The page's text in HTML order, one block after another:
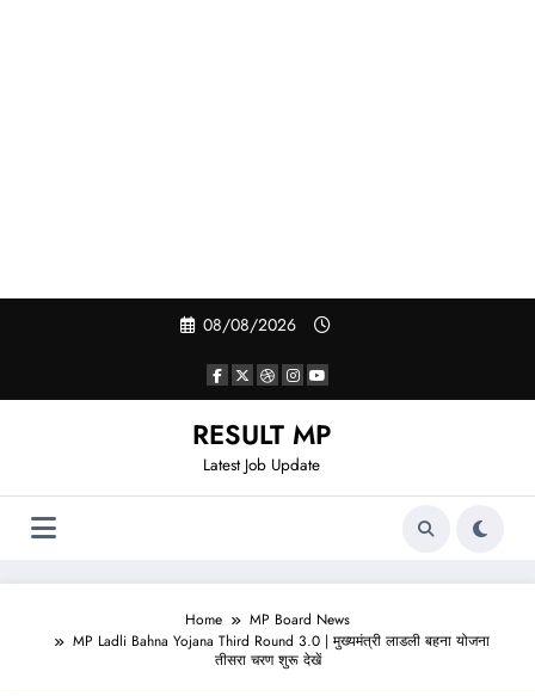
08/08/2026
RESULT MP
Latest Job Update
Home
MP Board News
MP Ladli Bahna Yojana Third Round 3.0 | मुख्यमंत्री लाडली बहना योजना
तीसरा चरण शुरू देखें